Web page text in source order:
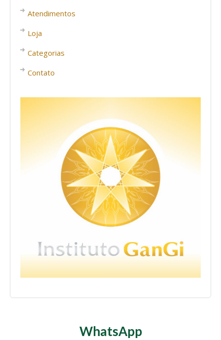
Atendimentos
Loja
Categorias
Contato
WhatsApp